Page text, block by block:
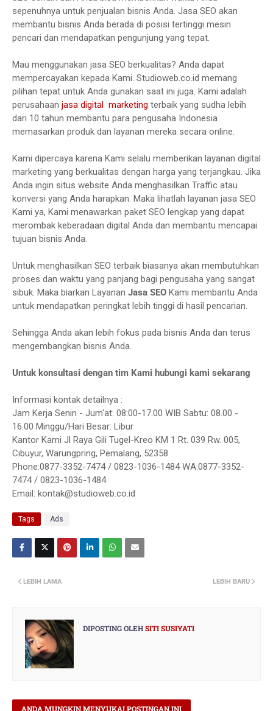
sepenuhnya untuk penjualan bisnis Anda. Jasa SEO akan
membantu bisnis Anda berada di posisi tertinggi mesin
pencari dan mendapatkan pengunjung yang tepat.
Mau menggunakan jasa SEO berkualitas? Anda dapat
mempercayakan kepada Kami. Studioweb.co.id memang
pilihan tepat untuk Anda gunakan saat ini juga. Kami adalah
perusahaan jasa digital marketing terbaik yang sudha lebih
dari 10 tahun membantu para pengusaha Indonesia
memasarkan produk dan layanan mereka secara online.
Kami dipercaya karena Kami selalu memberikan layanan digital
marketing yang berkualitas dengan harga yang terjangkau. Jika
Anda ingin situs website Anda menghasilkan Traffic atau
konversi yang Anda harapkan. Maka lihatlah layanan jasa SEO
Kami ya, Kami menawarkan paket SEO lengkap yang dapat
merombak keberadaan digital Anda dan membantu mencapai
tujuan bisnis Anda.
Untuk menghasilkan SEO terbaik biasanya akan membutuhkan
proses dan waktu yang panjang bagi pengusaha yang sangat
sibuk. Maka biarkan Layanan Jasa SEO Kami membantu Anda
untuk mendapatkan peringkat lebih tinggi di hasil pencarian.
Sehingga Anda akan lebih fokus pada bisnis Anda dan terus
mengembangkan bisnis Anda.
Untuk konsultasi dengan tim Kami hubungi kami sekarang
Informasi kontak detailnya :
Jam Kerja Senin - Jum'at: 08:00-17.00 WIB Sabtu: 08.00 -
16.00 Minggu/Hari Besar: Libur
Kantor Kami Jl Raya Gili Tugel-Kreo KM 1 Rt. 039 Rw. 005,
Cibuyur, Warungpring, Pemalang, 52358
Phone:0877-3352-7474 / 0823-1036-1484 WA:0877-3352-
7474 / 0823-1036-1484
Email: kontak@studioweb.co.id
Tags Ads
LEBIH BARU
LEBIH LAMA
DIPOSTING OLEHSITI SUSIYATI
ANDA MUNGKIN MENYUKAI POSTINGAN INI